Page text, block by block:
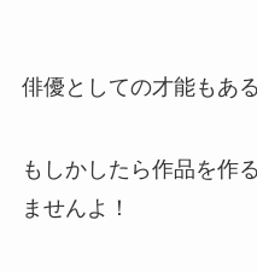
俳優としての才能もあ
もしかしたら作品を作
ませんよ！